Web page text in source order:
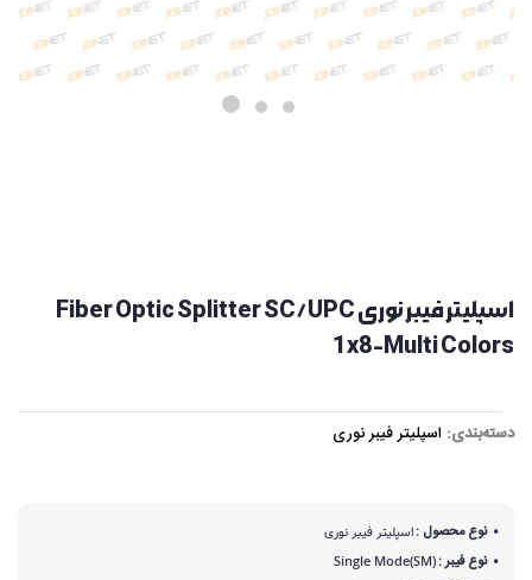
اسپلیتر فیبر نوری Fiber Optic Splitter SC/UPC
1x8-Multi Colors
دسته‌بندی: اسپلیتر فیبر نوری
نوع محصول :اسپلیتر فیبر نوری
نوع فیبر :Single Mode(SM)